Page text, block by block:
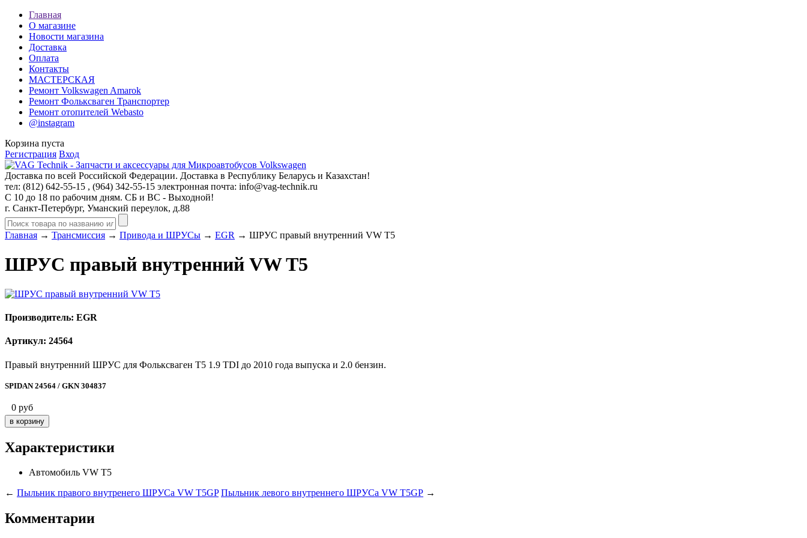
Главная
О магазине
Новости магазина
Доставка
Оплата
Контакты
МАСТЕРСКАЯ
Ремонт Volkswagen Amarok
Ремонт Фольксваген Транспортер
Ремонт отопителей Webasto
@instagram
Корзина пуста
Регистрация Вход
Доставка по всей Российской Федерации. Доставка в Республику Беларусь и Казахстан!
тел: (812) 642-55-15 , (964) 342-55-15 электронная почта: info@vag-technik.ru
С 10 до 18 по рабочим дням. СБ и ВС - Выходной!
г. Санкт-Петербург, Уманский переулок, д.88
Главная → Трансмиссия → Привода и ШРУСы → EGR → ШРУС правый внутренний VW T5
ШРУС правый внутренний VW T5
Производитель: EGR
Артикул: 24564
Правый внутренний ШРУС для Фольксваген Т5 1.9 TDI до 2010 года выпуска и 2.0 бензин.
SPIDAN 24564 / GKN 304837
0 руб
Характеристики
Автомобиль VW T5
← Пыльник правого внутренего ШРУСа VW T5GP Пыльник левого внутреннего ШРУСа VW T5GP →
Комментарии